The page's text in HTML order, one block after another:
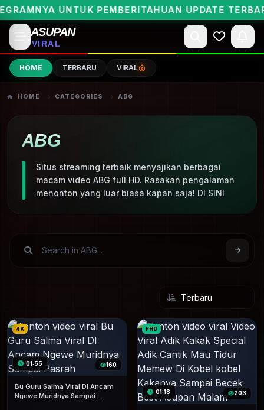
UNTUK PEMBERITAHUAN UPDATE
ASUPAN
VIRAL
HOME TERBARU VIRAL
HOME CATEGORIES ABG
ABG
Situs streaming terbaik menyajikan berbagai
macam video ABG full HD. Rasakan pengalaman
menonton yang luar biasa kapan saja! DI SINI
4K
01:55 160
Bu Guru Salma Viral DI Ancam
Ngewe Muridnya Sampai
FHD
01:18 203